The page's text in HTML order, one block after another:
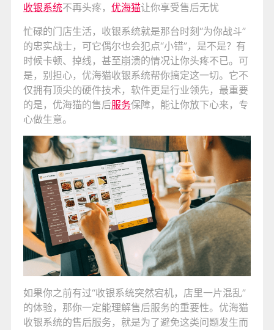
收银系统不再头疼， 优海猫让你享受售后无忧
忙碌的门店生活，收银系统就是那台时刻“为你战斗”
的忠实战士，可它偶尔也会犯点“小错”，是不是？有
时候卡顿、掉线，甚至崩溃的情况让你头疼不已。可
是，别担心，优海猫收银系统帮你搞定这一切。它不
仅拥有顶尖的硬件技术，软件更是行业领先，最重要
的是，优海猫的售后服务保障，能让你放下心来，专
心做生意。
如果你之前有过“收银系统突然宕机，店里一片混乱”
的体验，那你一定能理解售后服务的重要性。优海猫
收银系统的售后服务，就是为了避免这类问题发生而